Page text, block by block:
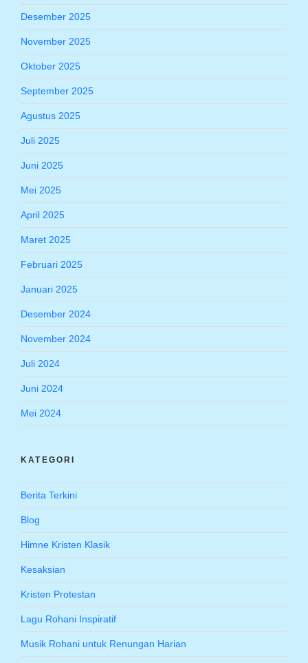
Desember 2025
November 2025
Oktober 2025
September 2025
Agustus 2025
Juli 2025
Juni 2025
Mei 2025
April 2025
Maret 2025
Februari 2025
Januari 2025
Desember 2024
November 2024
Juli 2024
Juni 2024
Mei 2024
KATEGORI
Berita Terkini
Blog
Himne Kristen Klasik
Kesaksian
Kristen Protestan
Lagu Rohani Inspiratif
Musik Rohani untuk Renungan Harian